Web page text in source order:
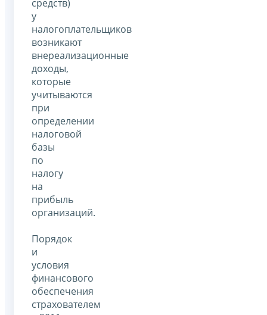
средств)
у
налогоплательщиков
возникают
внереализационные
доходы,
которые
учитываются
при
определении
налоговой
базы
по
налогу
на
прибыль
организаций.
Порядок
и
условия
финансового
обеспечения
страхователем